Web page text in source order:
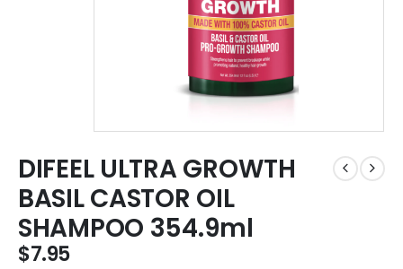
DIFEEL ULTRA GROWTH
BASIL CASTOR OIL
SHAMPOO 354.9ml
$7.95